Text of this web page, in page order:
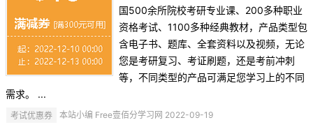
国500余所院校考研专业课、200多种职业
资格考试、1100多种经典教材，产品类型包
含电子书、题库、全套资料以及视频，无论
您是考研复习、考证刷题，还是考前冲刺
等，不同类型的产品可满足您学习上的不同
需求。 ...
考试优惠券 本站小编 Free壹佰分学习网 2022-09-19